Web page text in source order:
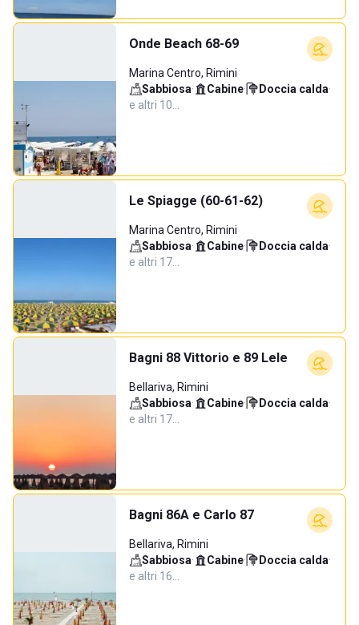
Onde Beach 68-69
Marina Centro, Rimini
Sabbiosa· Cabine· Doccia calda·
e altri 10…
Le Spiagge (60-61-62)
Marina Centro, Rimini
Sabbiosa· Cabine· Doccia calda·
e altri 17…
Bagni 88 Vittorio e 89 Lele
Bellariva, Rimini
Sabbiosa· Cabine· Doccia calda·
e altri 17…
Bagni 86A e Carlo 87
Bellariva, Rimini
Sabbiosa· Cabine· Doccia calda·
e altri 16…